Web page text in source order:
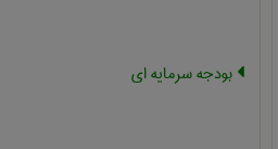
بودجه سرمایه ای